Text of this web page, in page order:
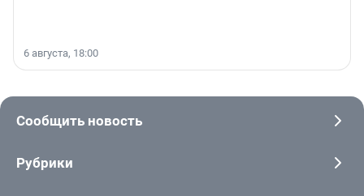
6 августа, 18:00
Сообщить новость
Рубрики